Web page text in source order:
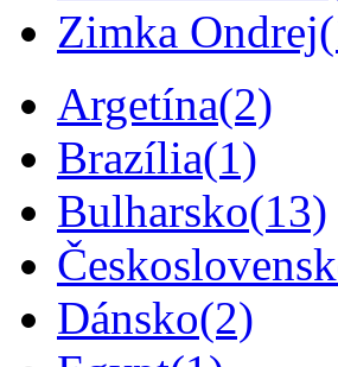
Zimka Ondrej
Argetína(2)
Brazília(1)
Bulharsko(13)
Dánsko(2)